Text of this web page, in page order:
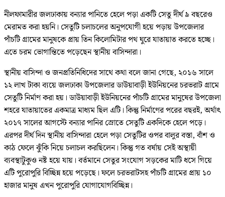
নীলফামারীর জলঢাকায় বন্যার পানিতে হেলে পড়া একটি সেতু দীর্ঘ ৯ বছরেও
মেরামত করা হয়নি। সেতুটি চলাচলের অনুপযোগী হয়ে পড়ায় উপজেলার
পাঁচটি গ্রামের মানুষকে প্রায় তিন কিলোমিটার পথ ঘুরে যাতায়াত করতে হচ্ছে।
এতে চরম ভোগান্তিতে পড়েছেন স্থানীয় বাসিন্দারা।
স্থানীয় বাসিন্দা ও জনপ্রতিনিধিদের সাথে কথা বলে জানা গেছে, ২০১৬ সালে
১২ লাখ টাকা ব্যয়ে জলঢাকা উপজেলার ডাউয়াবাড়ী ইউনিয়নের চরভরাট গ্রামে
সেতুটি নির্মাণ করা হয়। ডাউয়াবাড়ী ইউনিয়নের পাঁচটি গ্রামের মানুষের উপজেলা
শহরে যাতায়াতের একমাত্র মাধ্যম ছিল এটি। কিন্তু নির্মাণের পরের বছরই, অর্থাৎ
২০১৭ সালের আগস্টে বন্যার পানির স্রোতে সেতুটি একদিকে হেলে পড়ে।
এরপর দীর্ঘ দিন স্থানীয় বাসিন্দারা হেলে পড়া সেতুটির ওপর বালুর বস্তা, বাঁশ ও
কাঠ ফেলে ঝুঁকি নিয়ে চলাচল করছিলেন। কিন্তু গত বর্ষায় সেই অস্থায়ী
ব্যবস্থাটুকুও নষ্ট হয়ে যায়। বর্তমানে সেতুর সংযোগ সড়কের মাটি ধসে গিয়ে
এটি পুরোপুরি বিচ্ছিন্ন হয়ে পড়েছে। ফলে চরভরাটসহ পাঁচটি গ্রামের প্রায় ১০
হাজার মানুষ এখন পুরোপুরি যোগাযোগবিচ্ছিন্ন।